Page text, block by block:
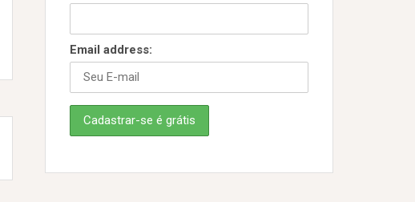
Email address: